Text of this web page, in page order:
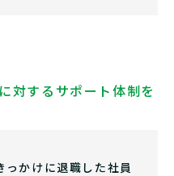
対するサポート体制を
かけに退職した社員